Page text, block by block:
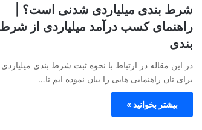
شرط بندی میلیاردی شدنی است؟ |
راهنمای کسب درآمد میلیاردی از شرط
بندی
در این مقاله در ارتباط با نحوه ثبت شرط بندی میلیاردی
برای تان راهنمایی هایی را بیان نموده ایم تا…
بیشتر بخوانید »